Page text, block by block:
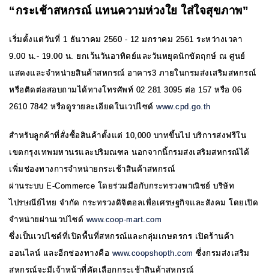
“กระเช้าสหกรณ์ แทนความห่วงใย ใส่ใจสุขภาพ”
เริ่มตั้งแต่วันที่ 1 ธันวาคม 2560 - 12 มกราคม 2561 ระหว่างเวลา
9.00 น.- 19.00 น. ยกเว้นวันอาทิตย์และวันหยุดนักขัตฤกษ์ ณ ศูนย์
แสดงและจำหน่ายสินค้าสหกรณ์ อาคาร3 ภายในกรมส่งเสริมสหกรณ์
หรือติดต่อสอบถามได้ทางโทรศัพท์ 02 281 3095 ต่อ 157 หรือ 06
2610 7842 หรือดูรายละเอียดในเวปไซด์ www.cpd.go.th
สำหรับลูกค้าที่สั่งซื้อสินค้าตั้งแต่ 10,000 บาทขึ้นไป บริการส่งฟรีใน
เขตกรุงเทพมหานรและปริมณฑล นอกจากนี้กรมส่งเสริมสหกรณ์ได้
เพิ่มช่องทางการจำหน่ายกระเช้าสินค้าสหกรณ์
ผ่านระบบ E-Commerce โดยร่วมมือกับกระทรวงพาณิชย์ บริษัท
ไปรษณีย์ไทย จำกัด กระทรวงดิจิตอลเพื่อเศรษฐกิจและสังคม โดยเปิด
จำหน่ายผ่านเวปไซด์ www.coop-mart.com
ซึ่งเป็นเวปไซด์ที่เปิดพื้นที่สหกรณ์และกลุ่มเกษตรกร เปิดร้านค้า
ออนไลน์ และอีกช่องทางคือ www.coopshopth.com ซึ่งกรมส่งเสริม
สหกรณ์จะมีเจ้าหน้าที่คัดเลือกกระเช้าสินค้าสหกรณ์